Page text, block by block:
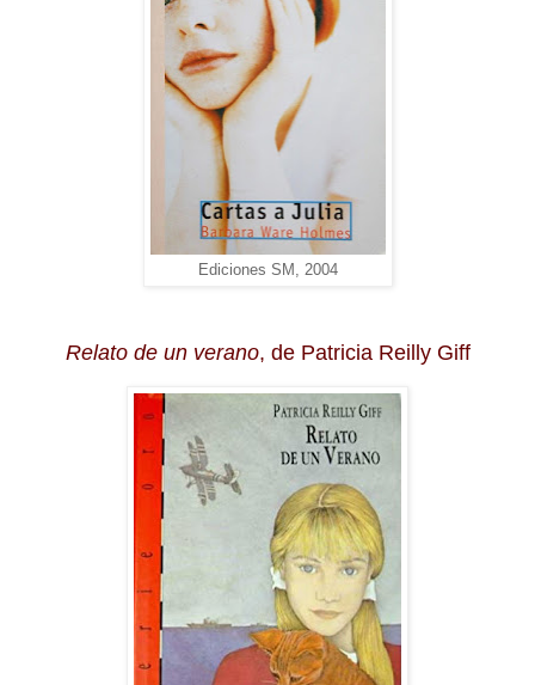
Ediciones SM, 2004
Relato de un verano, de Patricia Reilly Giff